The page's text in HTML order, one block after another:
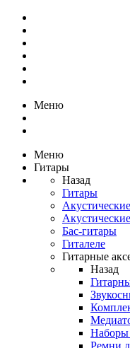
Меню
Меню
Гитары
Назад
Гитары
Бас-гитары
Гиталеле
Гитарные
Назад
Наборы
Ремни